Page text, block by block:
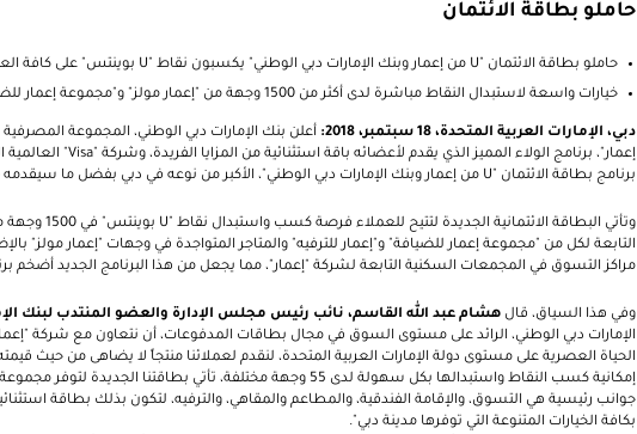
حاملو بطاقة الائتمان
حاملو بطاقة الائتمان "U من إعمار وبنك الإمارات دبي الوطني" يكسبون نقاط "U بوينتس" على كافة
خيارات واسعة لاستبدال النقاط مباشرة لدى أكثر من 1500 وجهة من "إعمار مولز" و"مجموعة إعمار للضيافة" و"إعمار للترفيه"
دبي، الإمارات العربية المتحدة، 18 سبتمبر ، 2018: أعلن بنك الإمارات دبي الوطني، المجموعة
إعمار"، برنامج الولاء المميز الذي يقدم لأعضائه باقة استثنائية من المزايا الفريدة، وشركة "Visa
"
برنامج بطاقة الائتمان " U من إعمار وبنك الإمارات دبي الوطني"، الأكبر من نوعه في دبي بفضل ما
وتأتي البطاقة الائتمانية الجديدة لتتيح للعملاء فرصة كسب واستبدال نقاط "U
بوينتس"
التابعة لكل من "مجموعة إعمار للضيافة" و"إعمار للترفيه" والمتاجر المتواجدة في وجهات "إعمار مولز"
مراكز التسوق في المجمعات السكنية التابعة لشركة "إعمار"، مما يجعل من هذا البرنامج الجديد أضخم
وفي هذا السياق، قالهشام عبد الله القاسم، نائب رئيس مجلس الإدارة والعضو المنتدب لبنك
الإمارات دبي الوطني، الرائد على مستوى السوق في مجال بطاقات المدفوعات، أن نتعاون مع شركة
الحياة العصرية على مستوى دولة الإمارات العربية المتحدة، لنقدم لعملائنا منتجاً لا يضاهى من حيث
إمكانية كسب النقاط واستبدالها بكل سهولة لدى 55 وجهة مختلفة، تأتي
جوانب رئيسية هي التسوق، والإقامة الفندقية، والمطاعم والمقاهي، والترفيه، لتكون بذلك بطاقة
بكافة الخيارات المتنوعة التي توفرها مدينة دبي".